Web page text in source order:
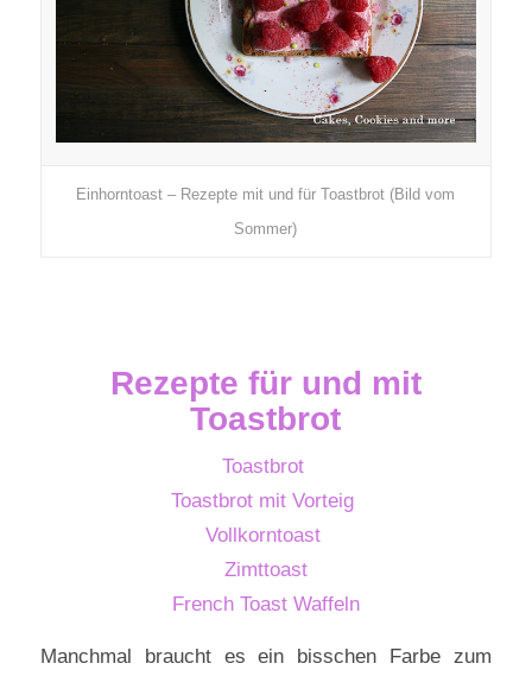
Einhorntoast – Rezepte mit und für Toastbrot (Bild vom
Sommer)
Rezepte für und mit
Toastbrot
Toastbrot
Toastbrot mit Vorteig
Vollkorntoast
Zimttoast
French Toast Waffeln
Manchmal braucht es ein bisschen Farbe zum